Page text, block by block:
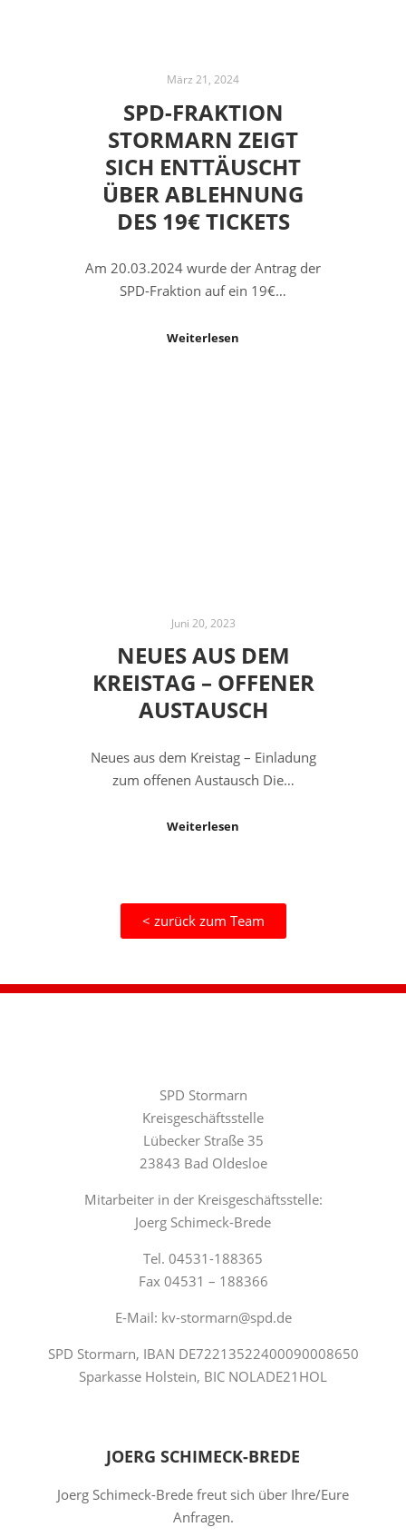
März 21, 2024
SPD-FRAKTION
STORMARN ZEIGT
SICH ENTTÄUSCHT
ÜBER ABLEHNUNG
DES 19€ TICKETS
Am 20.03.2024 wurde der Antrag der
SPD-Fraktion auf ein 19€…
Weiterlesen
Juni 20, 2023
NEUES AUS DEM
KREISTAG – OFFENER
AUSTAUSCH
Neues aus dem Kreistag – Einladung
zum offenen Austausch Die…
Weiterlesen
< zurück zum Team
SPD Stormarn
Kreisgeschäftsstelle
Lübecker Straße 35
23843 Bad Oldesloe
Mitarbeiter in der Kreisgeschäftsstelle:
Joerg Schimeck-Brede
Tel. 04531-188365
Fax 04531 – 188366
E-Mail: kv-stormarn@spd.de
SPD Stormarn, IBAN DE72213522400090008650
Sparkasse Holstein, BIC NOLADE21HOL
JOERG SCHIMECK-BREDE
Joerg Schimeck-Brede freut sich über Ihre/Eure
Anfragen.